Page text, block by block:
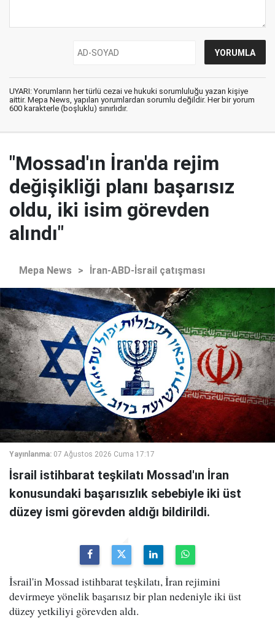
UYARI: Yorumların her türlü cezai ve hukuki sorumluluğu yazan kişiye
aittir. Mepa News, yapılan yorumlardan sorumlu değildir. Her bir yorum
600 karakterle (boşluklu) sınırlıdır.
"Mossad'ın İran'da rejim
değişikliği planı başarısız
oldu, iki isim görevden
alındı"
Mepa News > İran-ABD-İsrail çatışması
Yayınlanma: 07 Ağustos 2026 Cuma 17:17
İsrail istihbarat teşkilatı Mossad'ın İran
konusundaki başarısızlık sebebiyle iki üst
düzey ismi görevden aldığı bildirildi.
İsrail'in Mossad istihbarat teşkilatı, İran rejimini
devirmeye yönelik başarısız bir plan nedeniyle iki üst
düzey yetkiliyi görevden aldı.